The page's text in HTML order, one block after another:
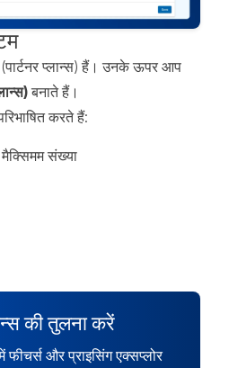
प्लान्स) हैं। उनके ऊपर आप
बनाते हैं।
करते हैं:
संख्या
की तुलना करें
और प्राइसिंग एक्सप्लोर